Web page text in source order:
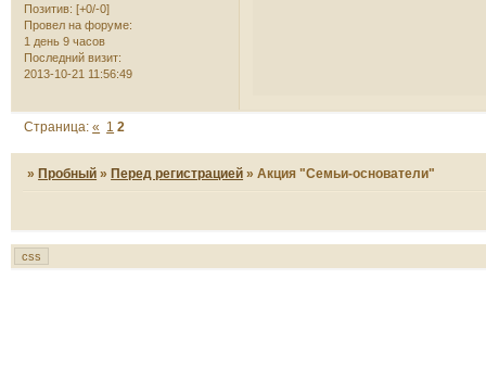
Позитив: [+0/-0]
Провел на форуме:
1 день 9 часов
Последний визит:
2013-10-21 11:56:49
Страница:« 1 2
» Пробный » Перед регистрацией »Акция "Семьи-основатели"